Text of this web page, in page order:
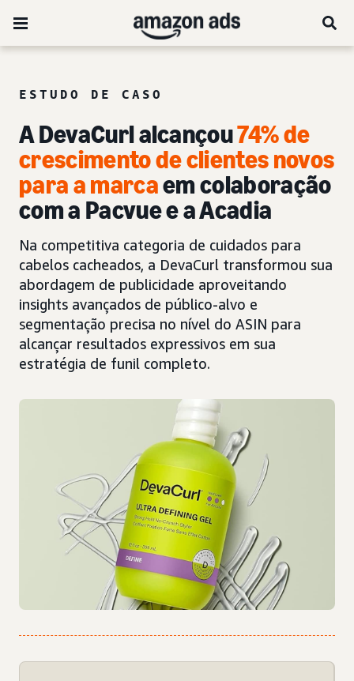
ESTUDO DE CASO
A DevaCurl alcançou74% de
crescimento de clientes novos
para a marcaem colaboração
com a Pacvue e a Acadia
Na competitiva categoria de cuidados para
cabelos cacheados, a DevaCurl transformou sua
abordagem de publicidade aproveitando
insights avançados de público-alvo e
segmentação precisa no nível do ASIN para
alcançar resultados expressivos em sua
estratégia de funil completo.